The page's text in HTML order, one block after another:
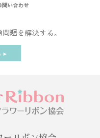
問い合わせ
題を解決する。
▸